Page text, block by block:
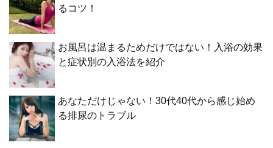
るコツ！
お風呂は温まるためだけではない！入浴の効果
と症状別の入浴法を紹介
あなただけじゃない！30代40代から感じ始め
る排尿のトラブル